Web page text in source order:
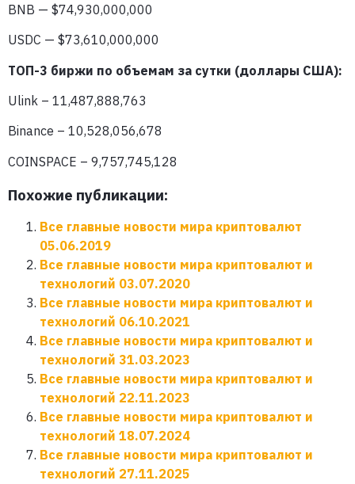
BNB — $74,930,000,000
USDC — $73,610,000,000
ТОП-3 биржи по объемам за сутки (доллары США):
Ulink – 11,487,888,763
Binance – 10,528,056,678
COINSPACE – 9,757,745,128
Похожие публикации:
Все главные новости мира криптовалют
05.06.2019
Все главные новости мира криптовалют и
технологий 03.07.2020
Все главные новости мира криптовалют и
технологий 06.10.2021
Все главные новости мира криптовалют и
технологий 31.03.2023
Все главные новости мира криптовалют и
технологий 22.11.2023
Все главные новости мира криптовалют и
технологий 18.07.2024
Все главные новости мира криптовалют и
технологий 27.11.2025